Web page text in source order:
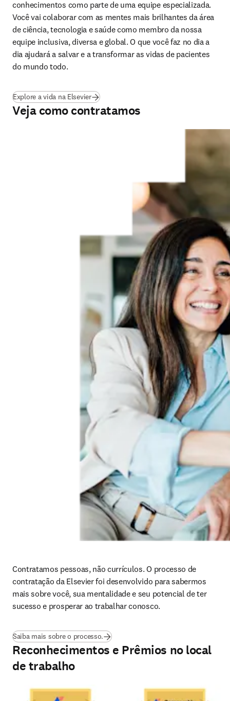
conhecimentos como parte de uma equipe especializada.
Você vai colaborar com as mentes mais brilhantes da área
de ciência, tecnologia e saúde como membro da nossa
equipe inclusiva, diversa e global. O que você faz no dia a
dia ajudará a salvar e a transformar as vidas de pacientes
do mundo todo.
Explore a vida na Elsevier
Veja como contratamos
Contratamos pessoas, não currículos. O processo de
contratação da Elsevier foi desenvolvido para sabermos
mais sobre você, sua mentalidade e seu potencial de ter
sucesso e prosperar ao trabalhar conosco.
Saiba mais sobre o processo.
Reconhecimentos e Prêmios no local
de trabalho